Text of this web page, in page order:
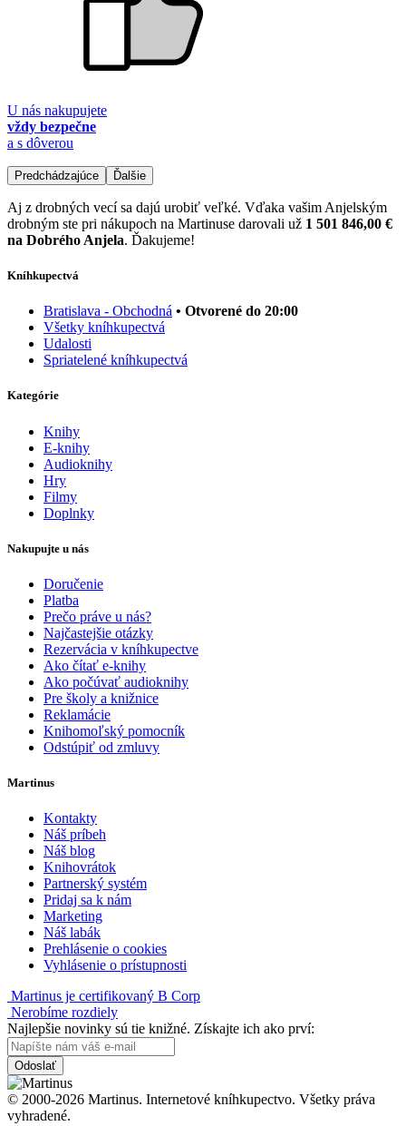
U nás nakupujete
vždy bezpečne
a s dôverou
Predchádzajúce Ďalšie
Aj z drobných vecí sa dajú urobiť veľké. Vďaka vašim Anjelským
drobným ste pri nákupoch na Martinuse darovali už 1 501 846,00 €
na Dobrého Anjela. Ďakujeme!
Kníhkupectvá
Bratislava - Obchodná • Otvorené do 20:00
Všetky kníhkupectvá
Udalosti
Spriatelené kníhkupectvá
Kategórie
Knihy
E-knihy
Audioknihy
Hry
Filmy
Doplnky
Nakupujte u nás
Doručenie
Platba
Prečo práve u nás?
Najčastejšie otázky
Rezervácia v kníhkupectve
Ako čítať e-knihy
Ako počúvať audioknihy
Pre školy a knižnice
Reklamácie
Knihomoľský pomocník
Odstúpiť od zmluvy
Martinus
Kontakty
Náš príbeh
Náš blog
Knihovrátok
Partnerský systém
Pridaj sa k nám
Marketing
Náš labák
Prehlásenie o cookies
Vyhlásenie o prístupnosti
Martinus je certifikovaný B Corp
Nerobíme rozdiely
Najlepšie novinky sú tie knižné. Získajte ich ako prví:
Odoslať
© 2000-2026 Martinus. Internetové kníhkupectvo. Všetky práva
vyhradené.